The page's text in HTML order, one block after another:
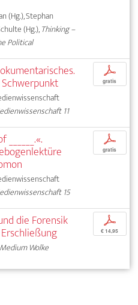
(Hg.), Stephan
(Hg.),Thinking –
Political
11
p
gratis
15
p
gratis
die Forensik
Medium Wolke
p
€ 14,95